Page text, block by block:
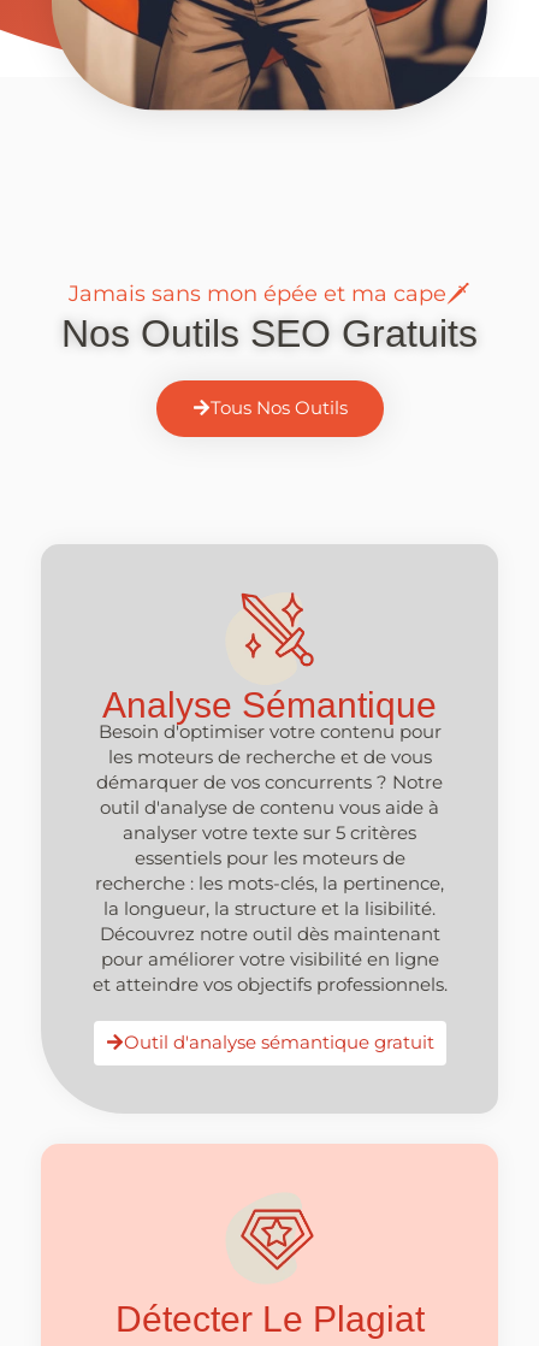
Jamais sans mon épée et ma cape🗡
Nos Outils SEO Gratuits
Tous Nos Outils
Analyse Sémantique
Besoin d'optimiser votre contenu pour
les moteurs de recherche et de vous
démarquer de vos concurrents ? Notre
outil d'analyse de contenu vous aide à
analyser votre texte sur 5 critères
essentiels pour les moteurs de
recherche : les mots-clés, la pertinence,
la longueur, la structure et la lisibilité.
Découvrez notre outil dès maintenant
pour améliorer votre visibilité en ligne
et atteindre vos objectifs professionnels.
Outil d'analyse sémantique gratuit
Détecter Le Plagiat